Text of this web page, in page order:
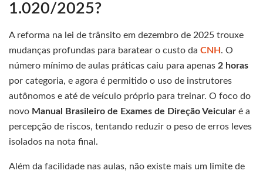
1.020/2025?
A reforma na lei de trânsito em dezembro de 2025 trouxe
mudanças profundas para baratear o custo da CNH . O
número mínimo de aulas práticas caiu para apenas 2 horas
por categoria, e agora é permitido o uso de instrutores
autônomos e até de veículo próprio para treinar. O foco do
novo Manual Brasileiro de Exames de Direção Veicular é a
percepção de riscos, tentando reduzir o peso de erros leves
isolados na nota final.
Além da facilidade nas aulas, não existe mais um limite de